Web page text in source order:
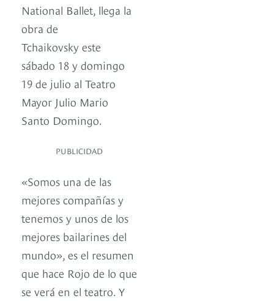
National Ballet, llega la
obra de
Tchaikovsky este
sábado 18 y domingo
19 de julio al Teatro
Mayor Julio Mario
Santo Domingo.
PUBLICIDAD
«Somos una de las
mejores compañías y
tenemos y unos de los
mejores bailarines del
mundo», es el resumen
que hace Rojo de lo que
se verá en el teatro. Y